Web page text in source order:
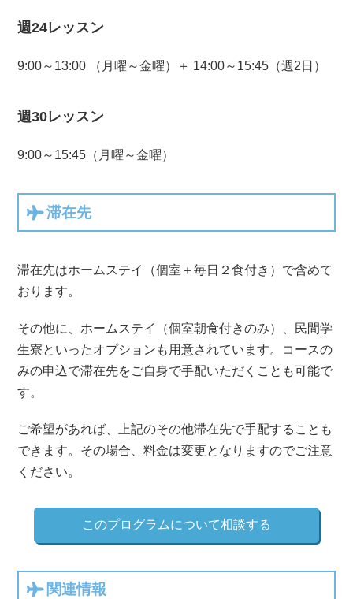
週24レッスン
9:00～13:00 （月曜～金曜）＋ 14:00～15:45（週2日）
週30レッスン
9:00～15:45（月曜～金曜）
滞在先
滞在先はホームステイ（個室＋毎日２食付き）で含めて
おります。
その他に、ホームステイ（個室朝食付きのみ）、民間学
生寮といったオプションも用意されています。コースの
みの申込で滞在先をご自身で手配いただくことも可能で
す。
ご希望があれば、上記のその他滞在先で手配することも
できます。その場合、料金は変更となりますのでご注意
ください。
このプログラムについて相談する
関連情報